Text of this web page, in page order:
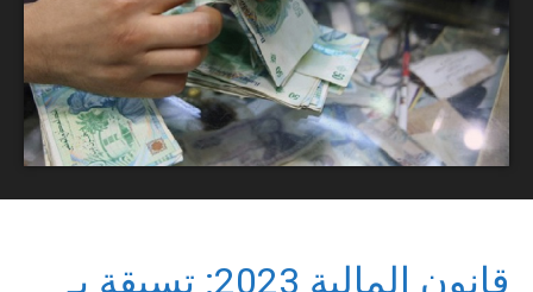
قانون المالية 2023: تسبقة بـ